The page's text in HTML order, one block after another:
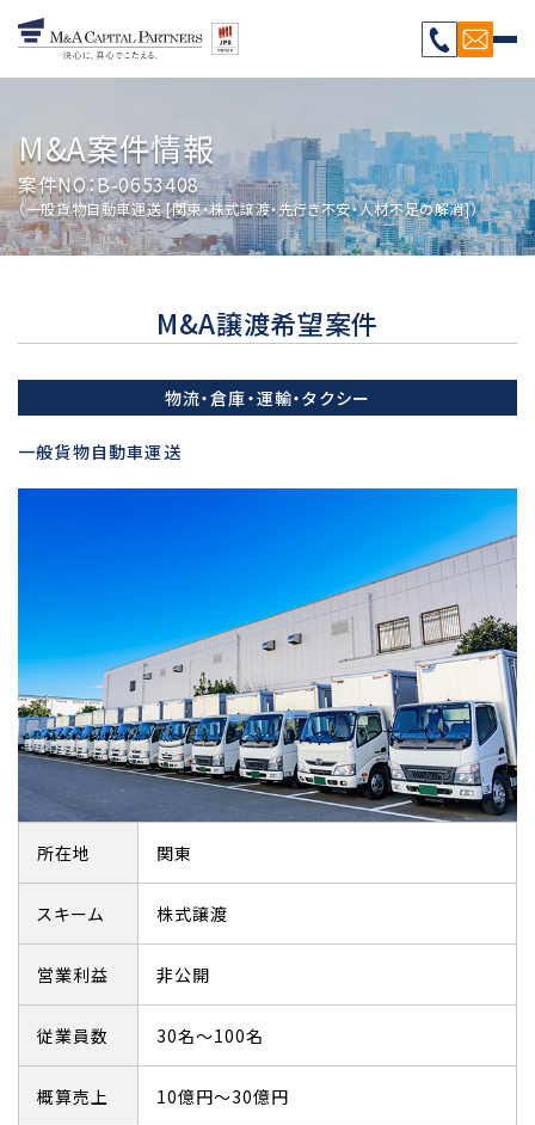
M&A案件情報
案件NO：B-0653408
（一般貨物自動車運送 [関東・株式譲渡・先行き不安・人材不足の解消]）
M&A譲渡希望案件
物流・倉庫・運輸・タクシー
一般貨物自動車運送
所在地 関東
スキーム 株式譲渡
営業利益 非公開
従業員数 30名～100名
概算売上 10億円～30億円